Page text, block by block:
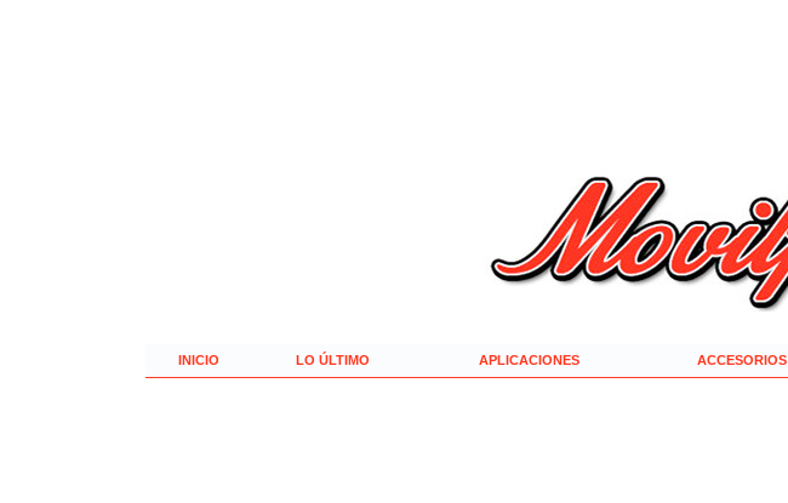
INICIO LO ÚLTIMO APLICACIONES ACCESORIOS